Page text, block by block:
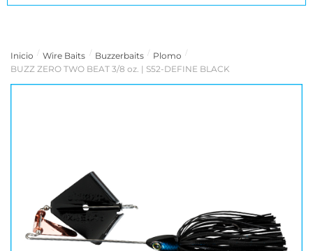
Inicio / Wire Baits / Buzzerbaits / Plomo /
BUZZ ZERO TWO BEAT 3/8 oz. | S52-DEFINE BLACK